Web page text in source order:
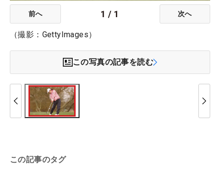
前へ 1 / 1 次へ
（撮影：GettyImages）
この写真の記事を読む
この記事のタグ